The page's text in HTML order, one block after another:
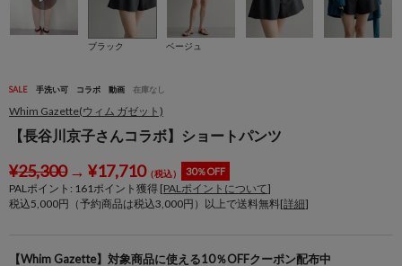
ブラック ベージュ
SALE 手洗い可 コラボ 動画 在庫なし
Whim Gazette(ウィム ガゼット)
【長谷川京子さんコラボ】ショートパンツ
¥25,300→ ¥17,710（税込） 30％OFF
PALポイント: 161ポイント獲得 [PALポイントについて]
税込5,000円（予約商品は税込3,000円）以上で送料無料[詳細]
【Whim Gazette】対象商品に使える10％OFFクーポン配布中